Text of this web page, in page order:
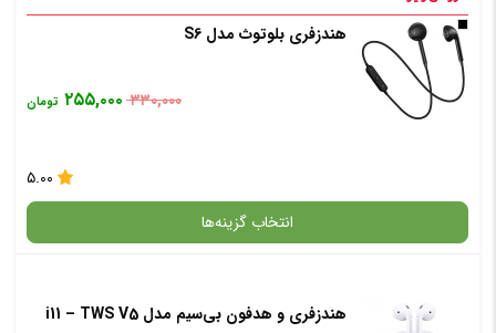
هندزفری بلوتوث مدل S6
۳۳۰,۰۰۰ ۲۵۵,۰۰۰ تومان
۵.۰۰
انتخاب گزینه‌ها
گارانتی هندزفری و هدفون بی‌سیم مدل i11 – TWS V5